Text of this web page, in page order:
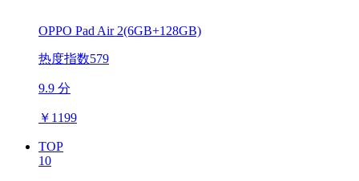
OPPO Pad Air 2(6GB+128GB)
热度指数579
9.9 分
￥ 1199
TOP
10